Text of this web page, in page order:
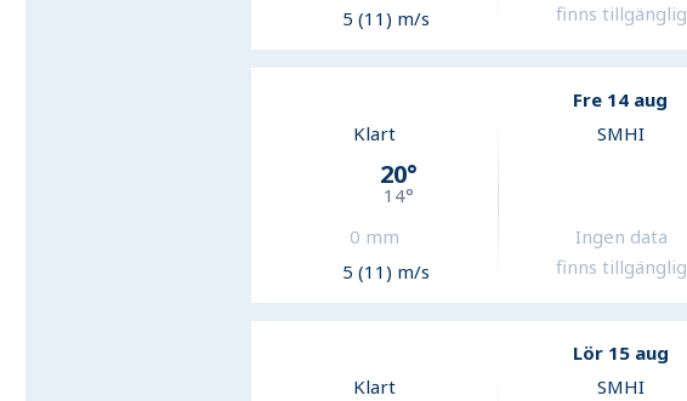
5 (11) m/s
finns tillgänglig
Fre 14 aug
Klart
20°
14°
0 mm
5 (11) m/s
SMHI
Ingen data
finns tillgänglig
Lör 15 aug
Klart
SMHI